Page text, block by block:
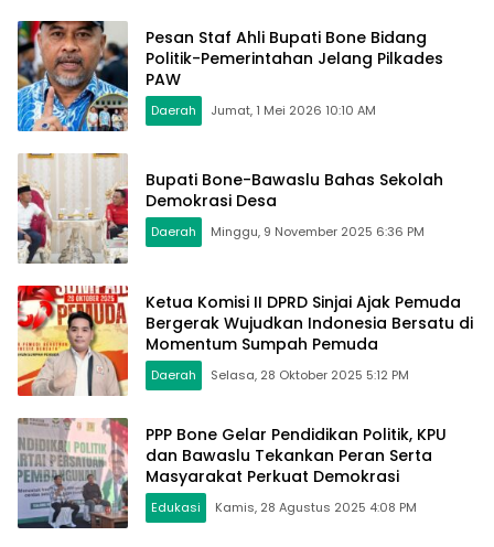
Pesan Staf Ahli Bupati Bone Bidang
Politik-Pemerintahan Jelang Pilkades
PAW
Daerah Jumat, 1 Mei 2026 10:10 AM
Bupati Bone-Bawaslu Bahas Sekolah
Demokrasi Desa
Daerah Minggu, 9 November 2025 6:36 PM
Ketua Komisi II DPRD Sinjai Ajak Pemuda
Bergerak Wujudkan Indonesia Bersatu di
Momentum Sumpah Pemuda
Daerah Selasa, 28 Oktober 2025 5:12 PM
PPP Bone Gelar Pendidikan Politik, KPU
dan Bawaslu Tekankan Peran Serta
Masyarakat Perkuat Demokrasi
Edukasi Kamis, 28 Agustus 2025 4:08 PM